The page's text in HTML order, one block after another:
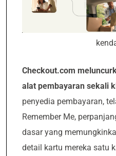
Checkout.com
alat pembayaran sekali
penyedia pembayaran,
Remember Me,
dasar yang
detail kartu mereka satu